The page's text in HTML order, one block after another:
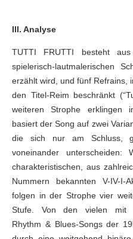
III. Analyse
TUTTI FRUTTI besteht
spielerisch-lautmalerischen
erzählt wird, und fünf Refrains,
den Titel-Reim beschränkt
weiteren Strophe erklingen
basiert der Song auf zwei
die sich nur am Schluss,
voneinander
charakteristischen, aus
Nummern bekannten V-IV-I-
folgen in der Strophe vier
Stufe. Von den vielen mit
Rhythm & Blues-Songs der